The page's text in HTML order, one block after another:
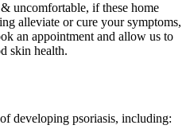
uncomfortable, if these home
alleviate or cure your symptoms,
an appointment and allow us to
skin health.
developing psoriasis, including: